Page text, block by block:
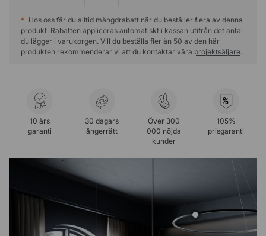
* Hos oss får du alltid mängdrabatt när du beställer flera av denna
produkt. Rabatten appliceras automatiskt i kassan utifrån det antal
du lägger i varukorgen. Vill du beställa fler än 50 av den här
produkten rekommenderar vi att du kontaktar våra projektsäljare.
10 års
garanti
30 dagars
ångerrätt
Över 300
000 nöjda
kunder
%
105%
prisgaranti